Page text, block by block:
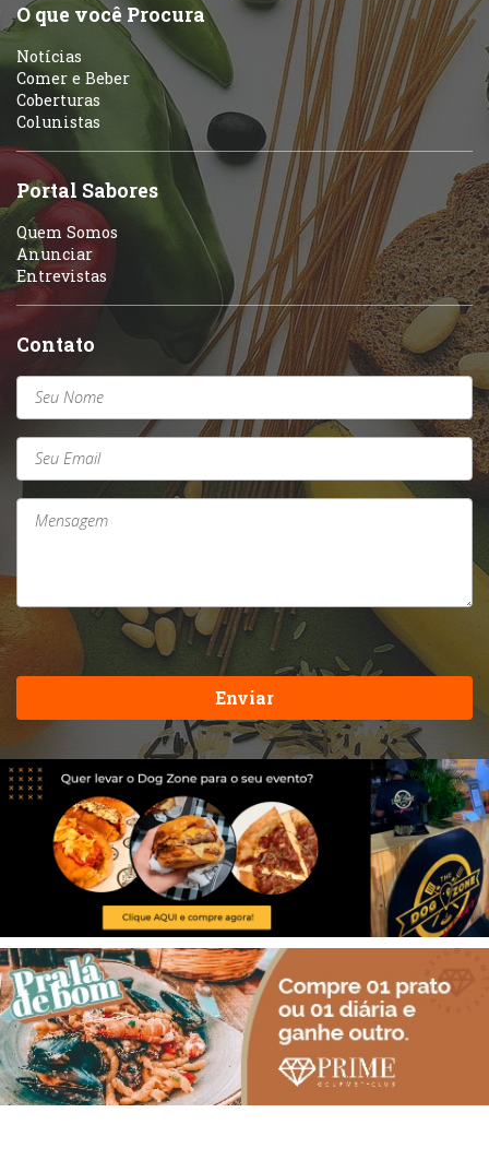
O que você Procura
Notícias
Comer e Beber
Coberturas
Colunistas
Portal Sabores
Quem Somos
Anunciar
Entrevistas
Contato
Enviar